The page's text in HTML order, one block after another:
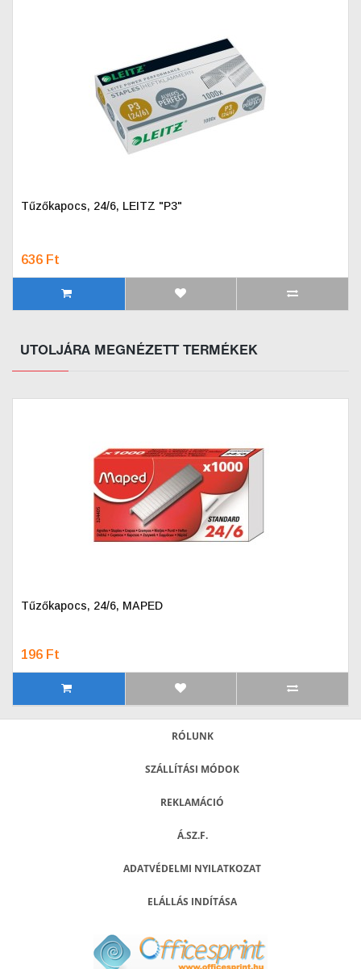
Tűzőkapocs, 24/6, LEITZ "P3"
636 Ft
UTOLJÁRA MEGNÉZETT TERMÉKEK
Tűzőkapocs, 24/6, MAPED
196 Ft
RÓLUNK
SZÁLLÍTÁSI MÓDOK
REKLAMÁCIÓ
Á.SZ.F.
ADATVÉDELMI NYILATKOZAT
ELÁLLÁS INDÍTÁSA